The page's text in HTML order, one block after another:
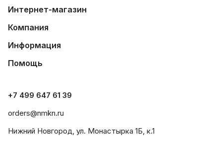
Интернет-магазин
Компания
Информация
Помощь
+7 499 647 61 39
orders@nmkn.ru
Нижний Новгород, ул. Монастырка 1Б, к.1